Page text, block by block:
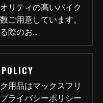
リティの高いバイク
ご用意しています。
際のお…
用品はマックスフリ
ライバシーポリシー